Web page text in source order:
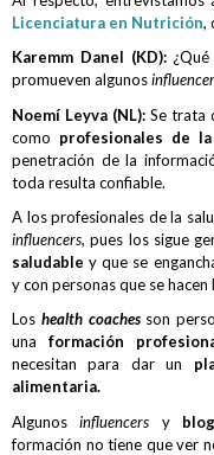
Licenciatura en Nutrición,
Karemm Danel (KD):¿Qué
promueven algunos
Noemí Leyva (NL): Se trata
como profesionales de la
penetración de la
toda resulta confiable.
A los profesionales de la
influencers, pues los sigue
saludabley que se
y con personas que se hacen
Los health coachesson
una formación
necesitan para dar un
alimentaria.
Algunosinfluencers y
formación no tiene que ver